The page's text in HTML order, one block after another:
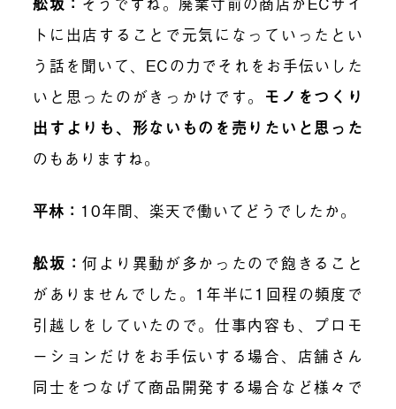
トに出店することで元気になっていったとい
う話を聞いて、ECの力でそれをお手伝いした
いと思ったのがきっかけです。 モノをつくり
出すよりも、形ないものを売りたいと思った
のもありますね。
平林： 10年間、楽天で働いてどうでしたか。
舩坂：何より異動が多かったので飽きること
がありませんでした。1年半に1回程の頻度で
引越しをしていたので。仕事内容も、プロモ
ーションだけをお手伝いする場合、店舗さん
同士をつなげて商品開発する場合など様々で